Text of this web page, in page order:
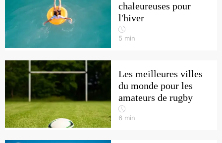
chaleureuses pour
l'hiver
5 min
Les meilleures villes
du monde pour les
amateurs de rugby
6 min